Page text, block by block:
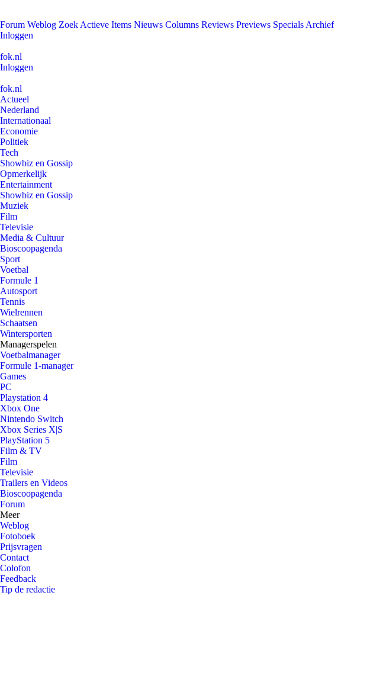
Forum Weblog Zoek Actieve Items Nieuws Columns Reviews Previews Specials Archief
Inloggen
fok.nl
Inloggen
fok.nl
Actueel
Nederland
Internationaal
Economie
Politiek
Tech
Showbiz en Gossip
Opmerkelijk
Entertainment
Showbiz en Gossip
Muziek
Film
Televisie
Media & Cultuur
Bioscoopagenda
Sport
Voetbal
Formule 1
Autosport
Tennis
Wielrennen
Schaatsen
Wintersporten
Managerspelen
Voetbalmanager
Formule 1-manager
Games
PC
Playstation 4
Xbox One
Nintendo Switch
Xbox Series X|S
PlayStation 5
Film & TV
Film
Televisie
Trailers en Videos
Bioscoopagenda
Forum
Meer
Weblog
Fotoboek
Prijsvragen
Contact
Colofon
Feedback
Tip de redactie